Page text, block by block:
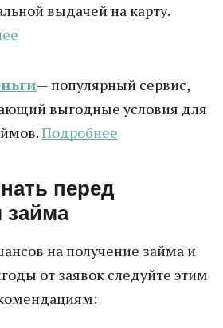
выдачей на карту.
— популярный сервис,
выгодные условия для
Подробнее
перед
займа
на получение займа и
от заявок следуйте этим